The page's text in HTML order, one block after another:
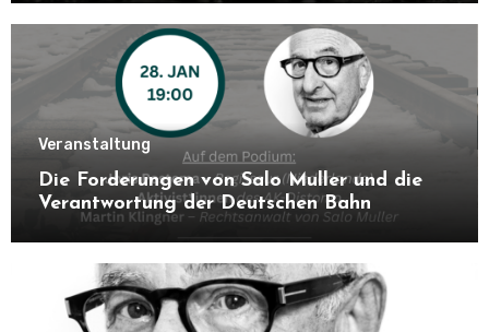
Veranstaltung
Die Forderungen von Salo Muller und die
Verantwortung der Deutschen Bahn